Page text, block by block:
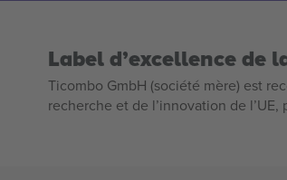
Label d’excellence de
Ticombo GmbH (société mère) est
recherche et de l’innovation de